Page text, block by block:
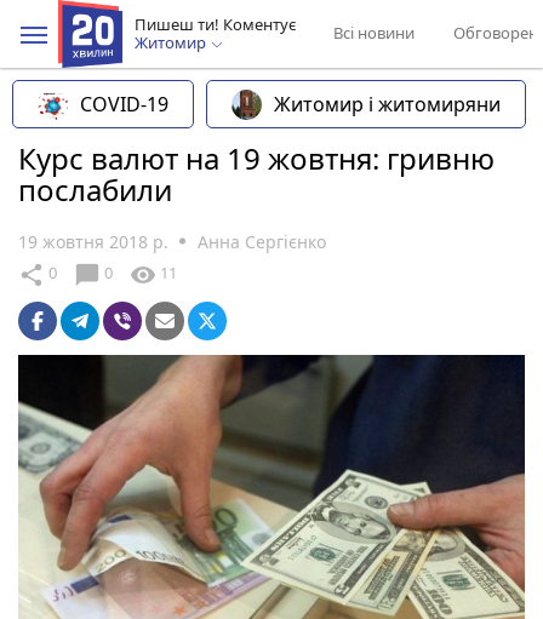
Пишеш ти! Коментує
Житомир
Всі новини
COVID-19 Житомир і житомиряни
Курс валют на 19 жовтня: гривню
послабили
19 жовтня 2018 р. Анна Сергієнко
share 0 chat_bubble 0 visibility 11